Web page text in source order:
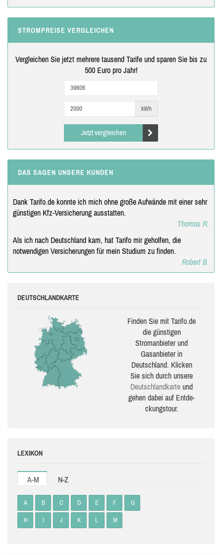
STROMPREISE VERGLEICHEN
Vergleichen Sie jetzt mehrere tausend Tarife und sparen Sie bis zu
500 Euro pro Jahr!
kWh
Jetzt vergleichen
DAS SAGEN UNSERE KUNDEN
Dank Tarifo.de konnte ich mich ohne große Aufwände mit einer sehr
günstigen Kfz-Versicherung ausstatten.
Thomas R.
Als ich nach Deutschland kam, hat Tarifo mir geholfen, die
notwendigen Versicherungen für mein Studium zu finden.
Robert B.
DEUTSCHLANDKARTE
Finden Sie mit Tarifo.de
die güns­ti­gen
Stromanbieter und
Gasanbieter in
Deutschland. Klicken
Sie sich durch unsere
Deutsch­land­karte und
gehen dabei auf Ent­de­
ckungs­tour.
LEXIKON
A-M N-Z
A B C D E F G
H I J K L M